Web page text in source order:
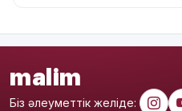
malim
Біз әлеуметтік желіде: